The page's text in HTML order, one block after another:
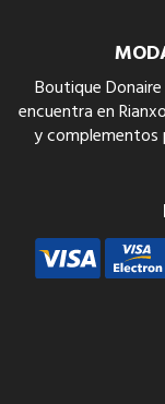
Boutique
encuentra en
y complementos